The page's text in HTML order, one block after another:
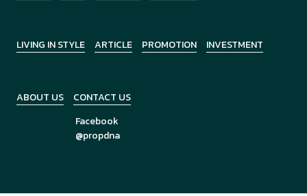
LIVING IN STYLE ARTICLE PROMOTION INVESTMENT
ABOUT US
CONTACT US
Facebook
@propdna